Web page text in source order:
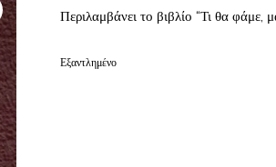
49,90 €.είναι:
Περιλαμβάνει το βιβλίο “Τι θα φάμε,
Εξαντλημένο